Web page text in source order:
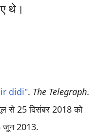
थे।
didi". The Telegraph.
से 25 दिसंबर 2018 को
जून 2013.